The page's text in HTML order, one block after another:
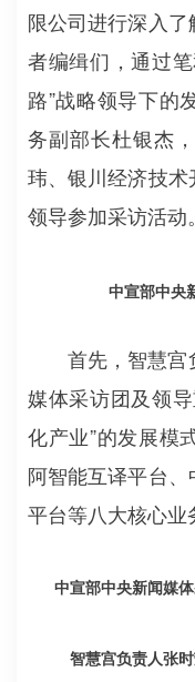
限公司进行深入
者编缉们，通过
路”战略领导下的
务副部长杜银杰
玮、银川经济技
领导参加采访活动。
中宣部中央
首先，智慧宫
媒体采访团及领
化产业”的发展模
阿智能互译平台
平台等八大核心业
中宣部中央新闻媒
智慧宫负责人张